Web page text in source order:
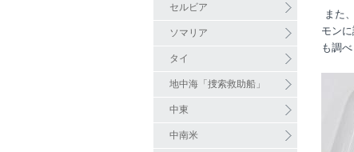
セルビア
ソマリア
タイ
地中海「捜索救助船」
中東
中南米
また
モン
も調べ